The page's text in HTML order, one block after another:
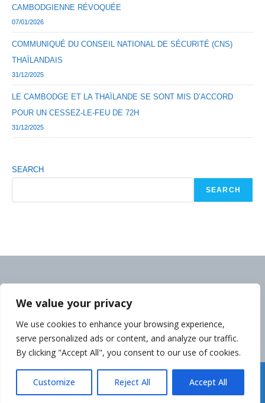
We value your privacy
We use cookies to enhance your browsing experience,
serve personalized ads or content, and analyze our traffic.
By clicking "Accept All", you consent to our use of cookies.
Customize Reject All Accept All
CAMBODGIENNE RÉVOQUÉE
07/01/2026
COMMUNIQUÉ DU CONSEIL NATIONAL DE SÉCURITÉ (CNS)
THAÏLANDAIS
31/12/2025
LE CAMBODGE ET LA THAÏLANDE SE SONT MIS D’ACCORD
POUR UN CESSEZ-LE-FEU DE 72H
31/12/2025
SEARCH
SEARCH
Copyright cambodgeinfo.com 2014-2026